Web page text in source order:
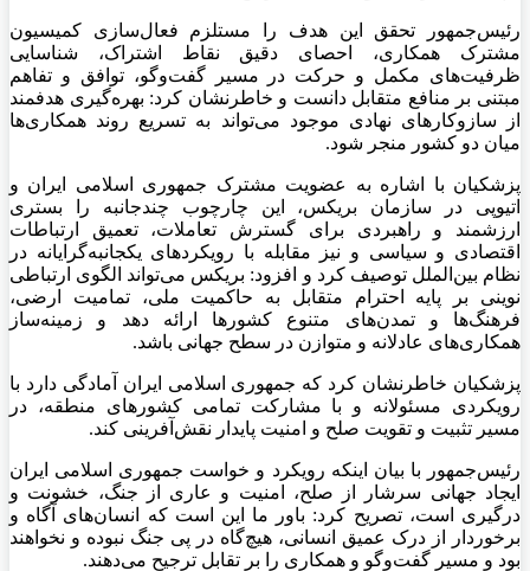
رئیس‌جمهور تحقق این هدف را مستلزم فعال‌سازی کمیسیون
مشترک همکاری، احصای دقیق نقاط اشتراک، شناسایی
ظرفیت‌های مکمل و حرکت در مسیر گفت‌وگو، توافق و تفاهم
مبتنی بر منافع متقابل دانست و خاطرنشان کرد: بهره‌گیری هدفمند
از سازوکارهای نهادی موجود می‌تواند به تسریع روند همکاری‌ها
میان دو کشور منجر شود.
پزشکیان با اشاره به عضویت مشترک جمهوری اسلامی ایران و
اتیوپی در سازمان بریکس، این چارچوب چندجانبه را بستری
ارزشمند و راهبردی برای گسترش تعاملات، تعمیق ارتباطات
اقتصادی و سیاسی و نیز مقابله با رویکردهای یکجانبه‌گرایانه در
نظام بین‌الملل توصیف کرد و افزود: بریکس می‌تواند الگوی ارتباطی
نوینی بر پایه احترام متقابل به حاکمیت ملی، تمامیت ارضی،
فرهنگ‌ها و تمدن‌های متنوع کشورها ارائه دهد و زمینه‌ساز
همکاری‌های عادلانه و متوازن در سطح جهانی باشد.
پزشکیان خاطرنشان کرد که جمهوری اسلامی ایران آمادگی دارد با
رویکردی مسئولانه و با مشارکت تمامی کشورهای منطقه، در
مسیر تثبیت و تقویت صلح و امنیت پایدار نقش‌آفرینی کند.
رئیس‌جمهور با بیان اینکه رویکرد و خواست جمهوری اسلامی ایران
ایجاد جهانی سرشار از صلح، امنیت و عاری از جنگ، خشونت و
درگیری است، تصریح کرد: باور ما این است که انسان‌های آگاه و
برخوردار از درک عمیق انسانی، هیچ‌گاه در پی جنگ نبوده و نخواهند
بود و مسیر گفت‌وگو و همکاری را بر تقابل ترجیح می‌دهند.